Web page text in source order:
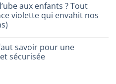
aux enfants ? Tout
violette qui envahit nos
savoir pour une
sécurisée